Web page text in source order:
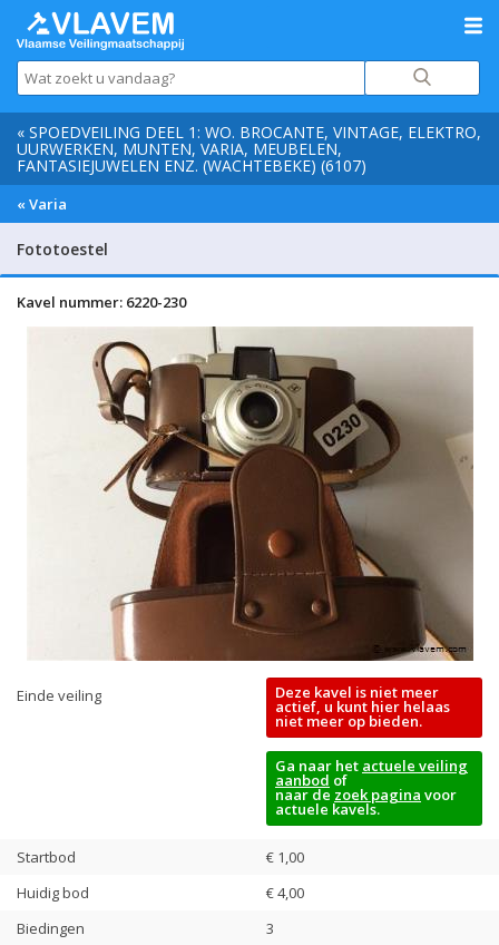
« SPOEDVEILING DEEL 1: WO. BROCANTE, VINTAGE, ELEKTRO,
UURWERKEN, MUNTEN, VARIA, MEUBELEN,
FANTASIEJUWELEN ENZ. (WACHTEBEKE) (6107)
« Varia
Fototoestel
Kavel nummer: 6220-230
Einde veiling Deze kavel is niet meer
actief, u kunt hier helaas
niet meer op bieden.
Ga naar het actuele veiling
aanbod of
naar de zoek pagina voor
actuele kavels.
Startbod
€ 1,00
Huidig bod
€4,00
Biedingen
3